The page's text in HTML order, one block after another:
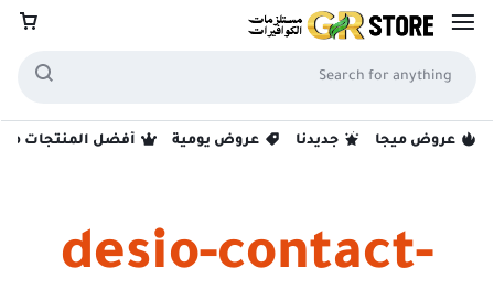
عروض ميجا جديدنا عروض يومية أفضل المنتجات
desio-contact-